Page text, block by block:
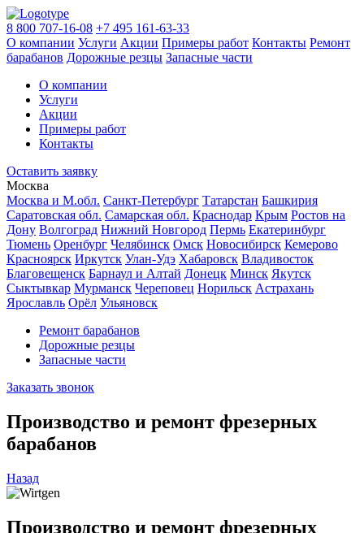
8 800 707-16-08 +7 495 161-63-33
О компании Услуги Акции Примеры работ Контакты Ремонт
барабанов Дорожные резцы Запасные части
О компании
Услуги
Акции
Примеры работ
Контакты
Оставить заявку
Москва
Москва и М.обл. Санкт-Петербург Татарстан Башкирия
Саратовская обл. Самарская обл. Краснодар Крым Ростов на
Дону Волгоград Нижний Новгород Пермь Екатеринбург
Тюмень Оренбург Челябинск Омск Новосибирск Кемерово
Красноярск Иркутск Улан-Удэ Хабаровск Владивосток
Благовещенск Барнаул и Алтай Донецк Минск Якутск
Сыктывкар Мурманск Череповец Норильск Астрахань
Ярославль Орёл Ульяновск
Ремонт барабанов
Дорожные резцы
Запасные части
Заказать звонок
Производство и ремонт фрезерных
барабанов
Назад
Производство и ремонт фрезерных